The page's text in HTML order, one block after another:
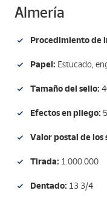
Almería
Procedimiento de
Papel: Estucado,
Tamaño del sello:
Efectos en pliego:
Valor postal de los
Tirada: 1.000.000
Dentado: 13 3/4